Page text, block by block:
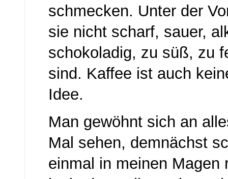
schmecken. Unter der
sie nicht scharf, sauer,
schokoladig, zu süß, zu
sind. Kaffee ist auch
Idee.
Man gewöhnt sich an
Mal sehen, demnächst
einmal in meinen Magen